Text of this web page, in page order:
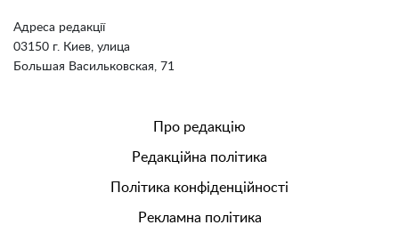
Адреса редакції
03150 г. Киев, улица
Большая Васильковская, 71
Про редакцію
Редакційна політика
Політика конфіденційності
Рекламна політика